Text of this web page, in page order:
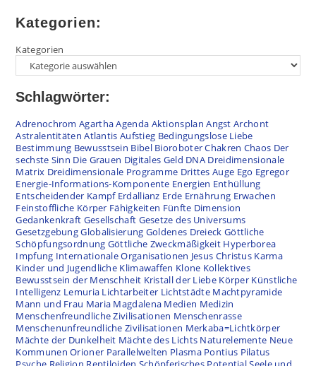
Kategorien:
Kategorien
Schlagwörter:
Adrenochrom AgarthaAgenda Aktionsplan Angst Archont
Astralentitäten Atlantis Aufstieg Bedingungslose Liebe
Bestimmung Bewusstsein Bibel BioroboterChakren Chaos Der
sechste Sinn Die Grauen Digitales Geld DNA Dreidimensionale
Matrix Dreidimensionale Programme Drittes Auge Ego Egregor
Energie-Informations-Komponente Energien Enthüllung
Entscheidender Kampf Erdallianz Erde Ernährung Erwachen
Feinstoffliche Körper Fähigkeiten Fünfte Dimension
Gedankenkraft Gesellschaft Gesetze des Universums
GesetzgebungGlobalisierung Goldenes Dreieck Göttliche
Schöpfungsordnung Göttliche Zweckmäßigkeit Hyperborea
Impfung Internationale Organisationen Jesus Christus Karma
Kinder und Jugendliche Klimawaffen Klone Kollektives
Bewusstsein der Menschheit Kristall der Liebe Körper Künstliche
Intelligenz Lemuria Lichtarbeiter Lichtstädte Machtpyramide
Mann und Frau Maria Magdalena Medien Medizin
Menschenfreundliche Zivilisationen Menschenrasse
Menschenunfreundliche Zivilisationen Merkaba=Lichtkörper
Mächte der Dunkelheit Mächte des Lichts Naturelemente Neue
Kommunen Orioner Parallelwelten Plasma Pontius Pilatus